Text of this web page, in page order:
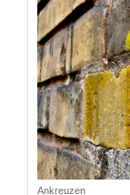
Ankreuzen